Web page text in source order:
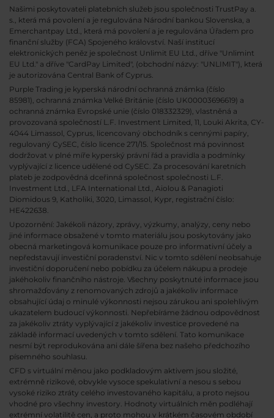
Našimi poskytovateli platebních služeb jsou společnosti TrustPay a.
s., která má povolení a je regulována Národní bankou Slovenska, a
Emerchantpay Ltd., která má povolení a je regulována Úřadem pro
finanční služby (FCA) Spojeného království. Naší institucí
elektronických peněz je společnost Unlimit EU Ltd., dříve "Unlimint
EU Ltd." a dříve "CardPay Limited", (obchodní názvy: "UNLIMIT"), která
je autorizována Central Bank of Cyprus.
Purple Trading je kyperská národní ochranná známka (číslo
85981), ochranná známka Velké Británie (číslo UK00003696619) a
ochranná známka Evropské unie (číslo 018332329), vlastněná a
provozovaná společností L.F. Investment Limited, 11, Louki Akrita, CY-
4044 Limassol, Cyprus, licencovaný obchodník s cennými papíry,
regulovaný CySEC, číslo licence 271/15. Společnost má povinnost
dodržovat v plné míře kyperský právní řád a pravidla a podmínky
vyplývající z licence udělené od CySEC. Za procesování karetních
plateb je zodpovědná dceřinná společnost společnosti L.F.
Investment Ltd., LFA International Ltd., Aiolou & Panagioti
Diomidous 9, Katholiki, 3020, Limassol, Kypr, registrační číslo:
HE422638.
Upozornění: Jakékoli názory, zprávy, výzkumy, analýzy, ceny nebo
jiné informace obsažené v tomto materiálu jsou poskytovány jako
obecná marketingová komunikace pouze pro informativní účely a
nepředstavují investiční poradenství. Nic v tomto sdělení neobsahuje
investiční doporučení nebo pobídku za účelem nákupu a prodeje
jakéhokoliv finančního nástroje. Všechny poskytnuté informace jsou
shromažďovány z renomovaných zdrojů a jakékoliv informace
obsahující údaj o minulé výkonnosti nejsou zárukou ani spolehlivým
ukazatelem budoucí výkonnosti. Nepřebíráme žádnou odpovědnost
za jakékoliv ztráty vyplývající z jakékoliv investice provedené na
základě informací uvedených v tomto sdělení. Tato komunikace
nesmí být reprodukována ani dále šířena bez našeho předchozího
písemného souhlasu.
CFD s virtuální měnou jako podkladovým aktivem jsou složité,
extrémně rizikové, obvykle vysoce spekulativní a nesou s sebou
vysoké riziko ztráty celého investovaného kapitálu, a proto nejsou
vhodné pro všechny investory. Hodnoty virtuálních měn podléhají
extrémní volatilitě cen, a proto mohou v krátkém časovém období